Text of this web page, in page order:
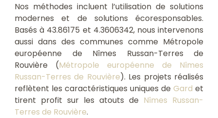
Nos méthodes incluent l’utilisation de solutions
modernes et de solutions écoresponsables.
Basés à 43.86175 et 4.3606342, nous intervenons
aussi dans des communes comme Métropole
européenne de Nîmes Russan-Terres de
Rouvière (Métropole européenne de Nîmes
Russan-Terres de Rouvière). Les projets réalisés
reflètent les caractéristiques uniques de Gard et
tirent profit sur les atouts de Nîmes Russan-
Terres de Rouvière.